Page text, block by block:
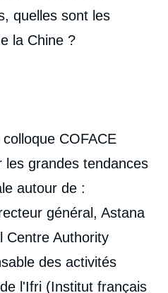
quelles sont les
la Chine ?
COFACE
les grandes tendances
autour de :
général, Astana
Centre Authority
des activités
l'Ifri (Institut français